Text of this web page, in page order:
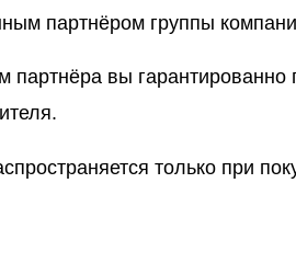
партнёром группы
вы
только при